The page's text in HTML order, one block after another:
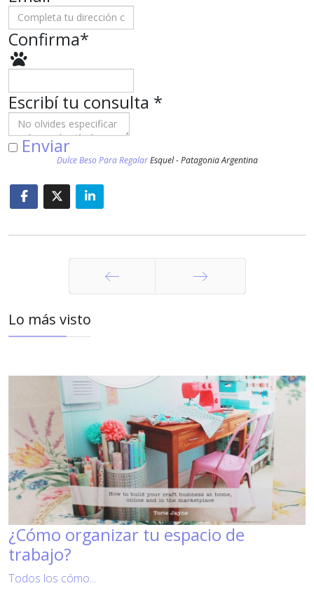
Confirma*
Escribí tu consulta *
Enviar
Dulce Beso Para RegalarEsquel - Patagonia Argentina
Lo más visto
¿Cómo organizar tu espacio de
trabajo?
Todos los cómo...